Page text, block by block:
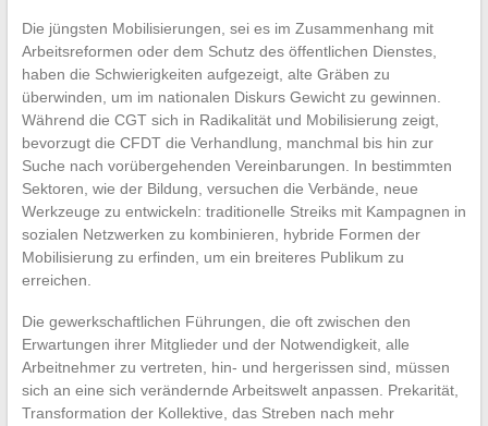
Die jüngsten Mobilisierungen, sei es im Zusammenhang mit
Arbeitsreformen oder dem Schutz des öffentlichen Dienstes,
haben die Schwierigkeiten aufgezeigt, alte Gräben zu
überwinden, um im nationalen Diskurs Gewicht zu gewinnen.
Während die CGT sich in Radikalität und Mobilisierung zeigt,
bevorzugt die CFDT die Verhandlung, manchmal bis hin zur
Suche nach vorübergehenden Vereinbarungen. In bestimmten
Sektoren, wie der Bildung, versuchen die Verbände, neue
Werkzeuge zu entwickeln: traditionelle Streiks mit Kampagnen in
sozialen Netzwerken zu kombinieren, hybride Formen der
Mobilisierung zu erfinden, um ein breiteres Publikum zu
erreichen.
Die gewerkschaftlichen Führungen, die oft zwischen den
Erwartungen ihrer Mitglieder und der Notwendigkeit, alle
Arbeitnehmer zu vertreten, hin- und hergerissen sind, müssen
sich an eine sich verändernde Arbeitswelt anpassen. Prekarität,
Transformation der Kollektive, das Streben nach mehr